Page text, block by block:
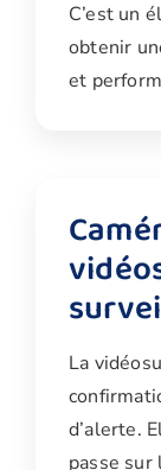
C’est un
obtenir
et
La
d’alerte.
passe